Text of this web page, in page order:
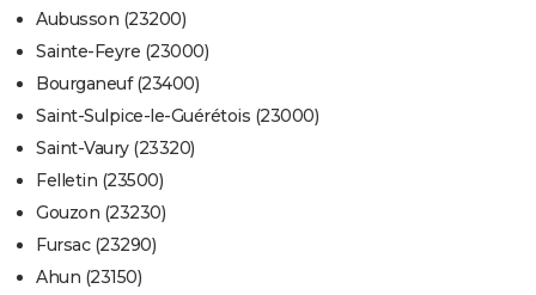
Aubusson (23200)
Sainte-Feyre (23000)
Bourganeuf (23400)
Saint-Sulpice-le-Guérétois (23000)
Saint-Vaury (23320)
Felletin (23500)
Gouzon (23230)
Fursac (23290)
Ahun (23150)